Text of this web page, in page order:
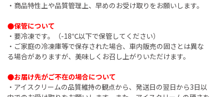
・商品特性上や品質管理上、早めのお受け取りをお願いします。
●保管について
・要冷凍です。（-18℃以下で保管してください）
・ご家庭の冷凍庫等で保存された場合、車内販売の固さとは異な
る場合がありますが、美味しくお召し上がりいただけます。
●お届け先がご不在の場合について
・アイスクリームの品質維持の観点から、発送日の翌日から3日以